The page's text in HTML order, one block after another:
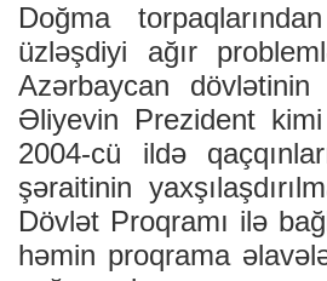
Doğma
üzləşdiyi ağır
Azərbaycan
Əliyevin Prezident kimi
2004-cü ildə
şəraitinin
Dövlət Proqramı ilə
həmin proqrama